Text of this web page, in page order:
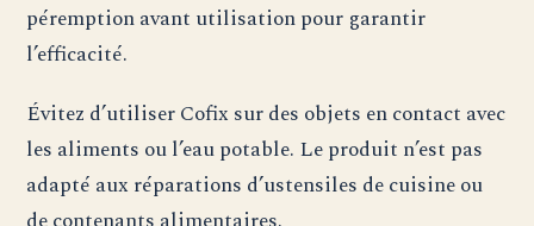
péremption avant utilisation pour garantir
l’efficacité.
Évitez d’utiliser Cofix sur des objets en contact avec
les aliments ou l’eau potable. Le produit n’est pas
adapté aux réparations d’ustensiles de cuisine ou